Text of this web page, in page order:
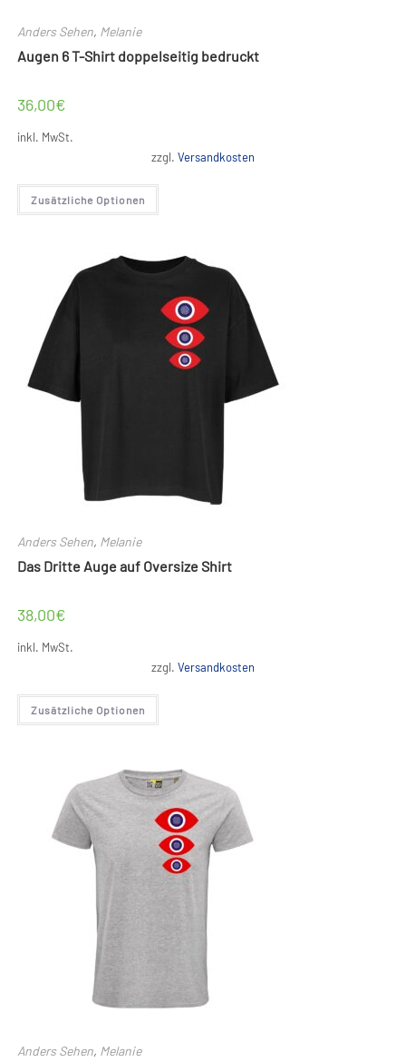
Anders Sehen, Melanie
Augen 6 T-Shirt doppelseitig bedruckt
36,00€
inkl. MwSt.
zzgl. Versandkosten
Zusätzliche Optionen
Dieses
weist
Die
auf
der
Produktseite
gewählt
werden
Anders Sehen, Melanie
Das Dritte Auge auf Oversize Shirt
38,00€
inkl. MwSt.
zzgl. Versandkosten
Zusätzliche Optionen
Dieses
weist
Die
Optionen
können
auf
der
Produktseite
gewählt
werden
Anders Sehen, Melanie